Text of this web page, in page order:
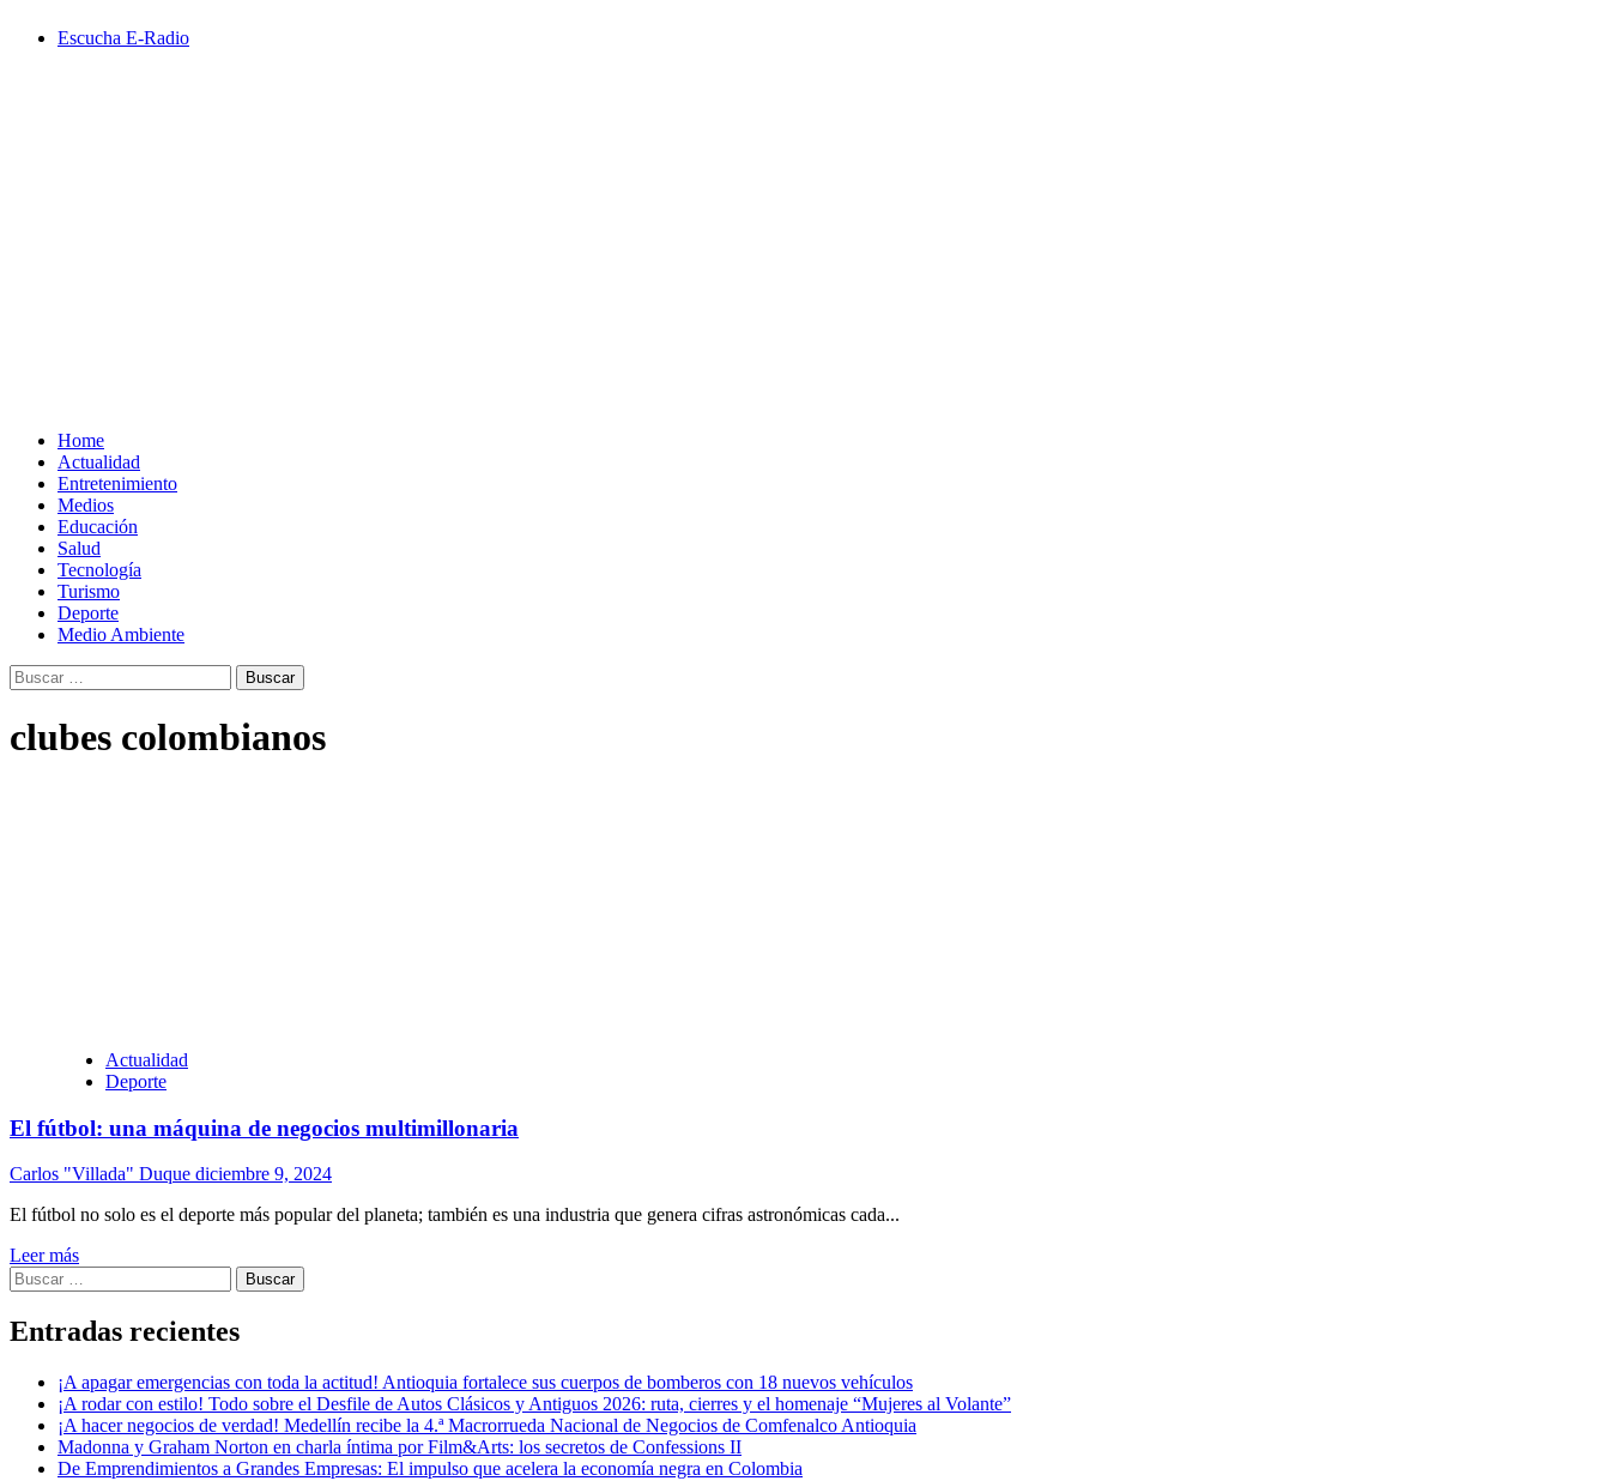
Escucha E-Radio
Home
Actualidad
Entretenimiento
Medios
Educación
Salud
Tecnología
Turismo
Deporte
Medio Ambiente
Buscar:
clubes colombianos
Actualidad
Deporte
El fútbol: una máquina de negocios multimillonaria
Carlos "Villada" Duque diciembre 9, 2024
El fútbol no solo es el deporte más popular del planeta; también es una industria que genera cifras astronómicas cada...
Leer más
Buscar:
Entradas recientes
¡A apagar emergencias con toda la actitud! Antioquia fortalece sus cuerpos de bomberos con 18 nuevos vehículos
¡A rodar con estilo! Todo sobre el Desfile de Autos Clásicos y Antiguos 2026: ruta, cierres y el homenaje “Mujeres al Volante”
¡A hacer negocios de verdad! Medellín recibe la 4.ª Macrorrueda Nacional de Negocios de Comfenalco Antioquia
Madonna y Graham Norton en charla íntima por Film&Arts: los secretos de Confessions II
De Emprendimientos a Grandes Empresas: El impulso que acelera la economía negra en Colombia